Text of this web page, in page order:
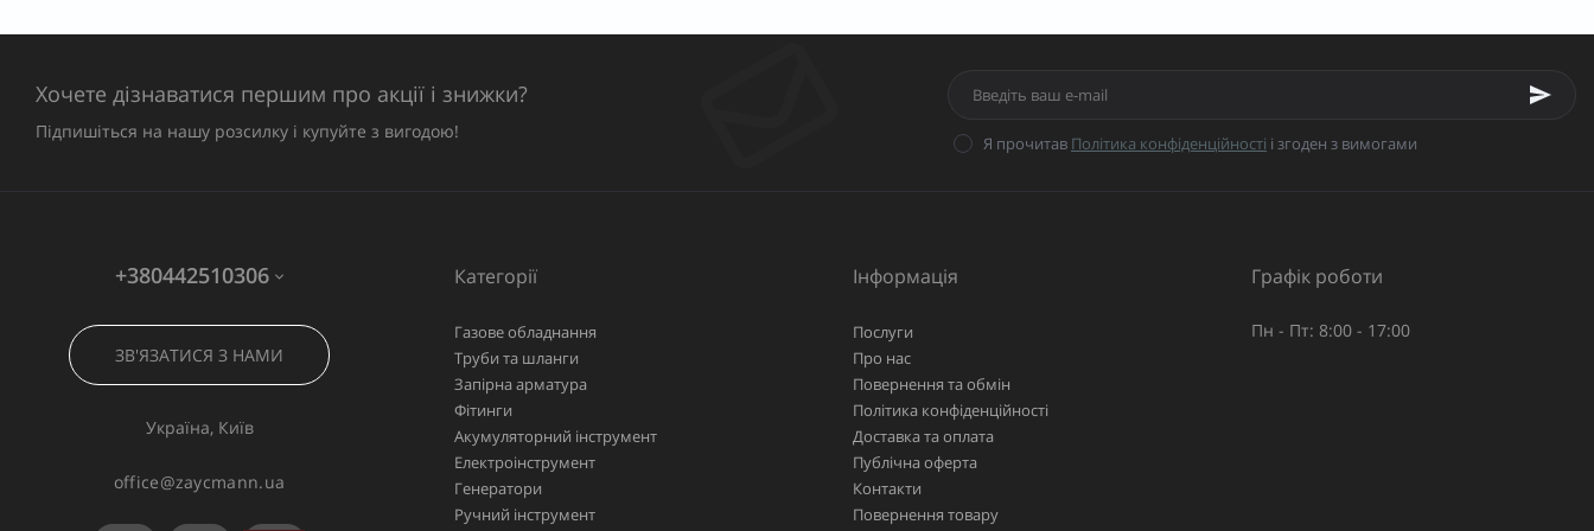
Хочете дізнаватися першим про акції і знижки?
Підпишіться на нашу розсилку і купуйте з вигодою!
Я прочитав Політика конфіденційності і згоден з вимогами
+380442510306
ЗВ'ЯЗАТИСЯ З НАМИ
Україна, Київ
office@zaycmann.ua
Категорії
Газове обладнання
Труби та шланги
Запірна арматура
Фітинги
Акумуляторний інструмент
Електроінструмент
Генератори
Ручний інструмент
Інформація
Послуги
Про нас
Повернення та обмін
Політика конфіденційності
Доставка та оплата
Публічна оферта
Контакти
Повернення товару
Графік роботи
Пн - Пт: 8:00 - 17:00